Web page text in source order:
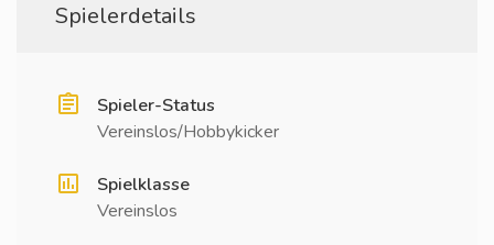
Spielerdetails
Spieler-Status
Vereinslos/Hobbykicker
Spielklasse
Vereinslos